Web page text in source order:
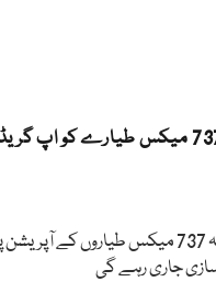
امریکی طیارہ ساز کمپنی بوئنگ 737 میکس طیارے کو اپ
امریکی طیارہ ساز کمپنی نے کہا ہے کہ 737 میکس طیاروں کے
سازی جاری رہے گی